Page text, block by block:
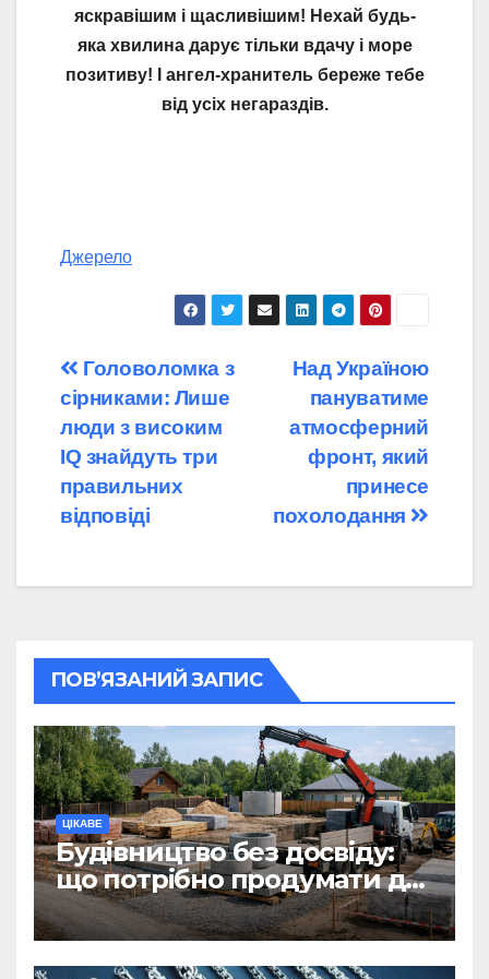
яскравішим і щасливішим! Нехай будь-
яка хвилина дарує тільки вдачу і море
позитиву! І ангел-хранитель береже тебе
від усіх негараздів.
Джерело
Навігація
записів
Над Україною
пануватиме
атмосферний
фронт, який
принесе
похолодання
Головоломка з
сірниками: Лише
люди з високим
IQ знайдуть три
правильних
відповіді
ПОВ’ЯЗАНИЙ ЗАПИС
ЦІКАВЕ
Будівництво без досвіду:
що потрібно продумати до
першої доставки на
ділянку